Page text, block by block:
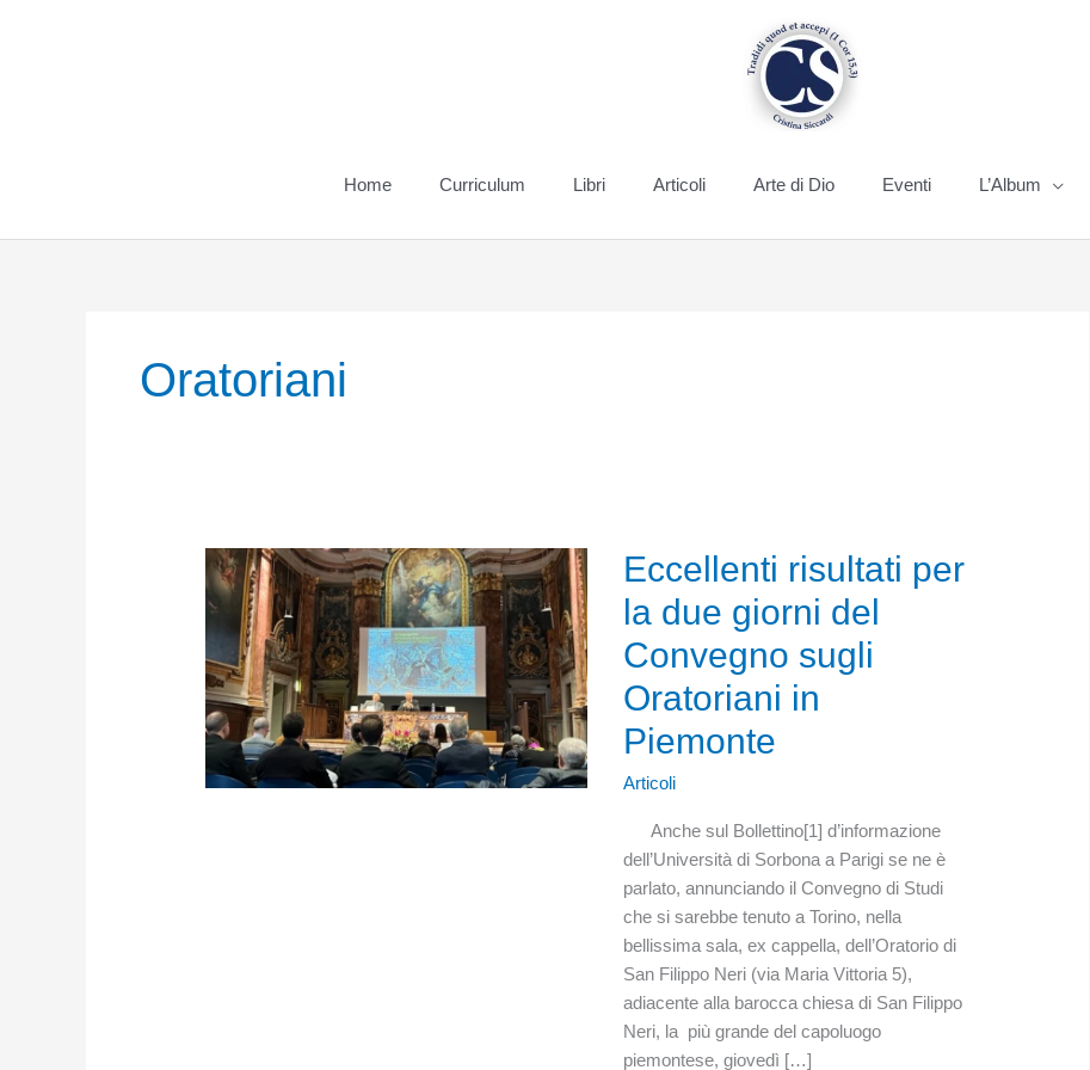
Home Curriculum Libri Articoli Arte di Dio Eventi L’Album
Oratoriani
Eccellenti risultati per
la due giorni del
Convegno sugli
Oratoriani in
Piemonte
Articoli
Anche sul Bollettino[1] d’informazione
dell’Università di Sorbona a Parigi se ne è
parlato, annunciando il Convegno di Studi
che si sarebbe tenuto a Torino, nella
bellissima sala, ex cappella, dell’Oratorio di
San Filippo Neri (via Maria Vittoria 5),
adiacente alla barocca chiesa di San Filippo
Neri, la più grande del capoluogo
piemontese, giovedì […]